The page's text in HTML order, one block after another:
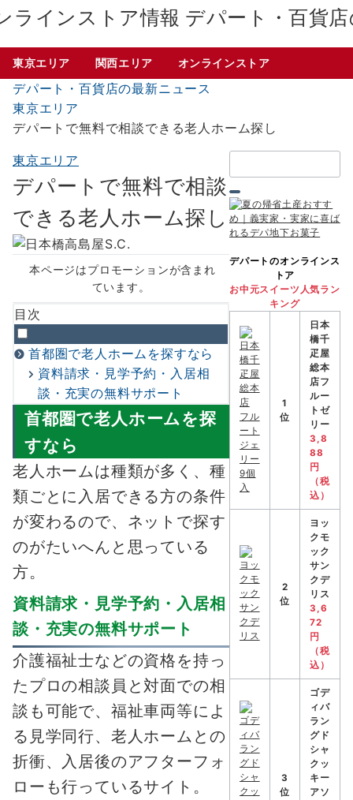
デパート・百貨
東京エリア 関西エリア オンラインストア
デパート・百貨店の最新ニュース
東京エリア
デパートで無料で相談できる老人ホーム探し
東京エリア
デパートで無料で相談
できる老人ホーム探し
本ページはプロモーションが含まれ
ています。
目次
首都圏で老人ホームを探すなら
資料請求・見学予約・入居相
談・充実の無料サポート
首都圏で老人ホームを探
すなら
老人ホームは種類が多く、種
類ごとに入居できる方の条件
が変わるので、ネットで探す
のがたいへんと思っている
方。
資料請求・見学予約・入居相
談・充実の無料サポート
介護福祉士などの資格を持っ
たプロの相談員と対面での相
談も可能で、福祉車両等によ
る見学同行、老人ホームとの
折衝、入居後のアフターフォ
ローも行っているサイト。
索：
デパートのオンラインス
トア
お中元スイーツ人気ラン
キング
1
位
日本
橋千
疋屋
総本
店フ
ルー
トゼ
リー
3,8
88
円
（税
込）
2
位
ヨッ
クモ
ック
サン
クデ
リス
3,6
72
円
（税
込）
3
位
ゴデ
ィバ
ラン
グド
シャ
クッ
キー
アソ